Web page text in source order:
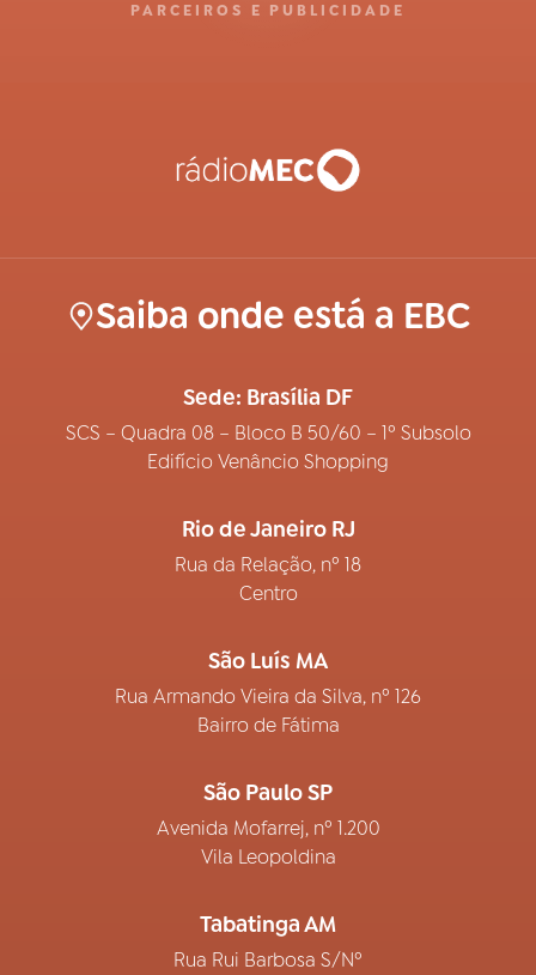
PARCEIROS E PUBLICIDADE
Saiba onde está a EBC
Sede: Brasília DF
SCS – Quadra 08 – Bloco B 50/60 – 1º Subsolo
Edifício Venâncio Shopping
Rio de Janeiro RJ
Rua da Relação, nº 18
Centro
São Luís MA
Rua Armando Vieira da Silva, nº 126
Bairro de Fátima
São Paulo SP
Avenida Mofarrej, nº 1.200
Vila Leopoldina
Tabatinga AM
Rua Rui Barbosa S/Nº